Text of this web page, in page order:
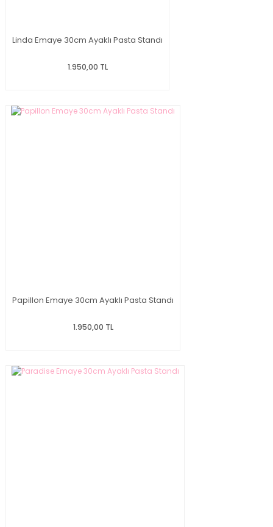
Linda Emaye 30cm Ayaklı Pasta Standı
1.950,00 TL
Papillon Emaye 30cm Ayaklı Pasta Standı
1.950,00 TL